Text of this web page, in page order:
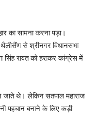
का सामना करना पड़ा।
से श्रीनगर विधानसभा
सिंह रावत को हराकर कांग्रेस में
जाते थे। लेकिन सतपाल महाराज
पहचान बनाने के लिए कड़ी